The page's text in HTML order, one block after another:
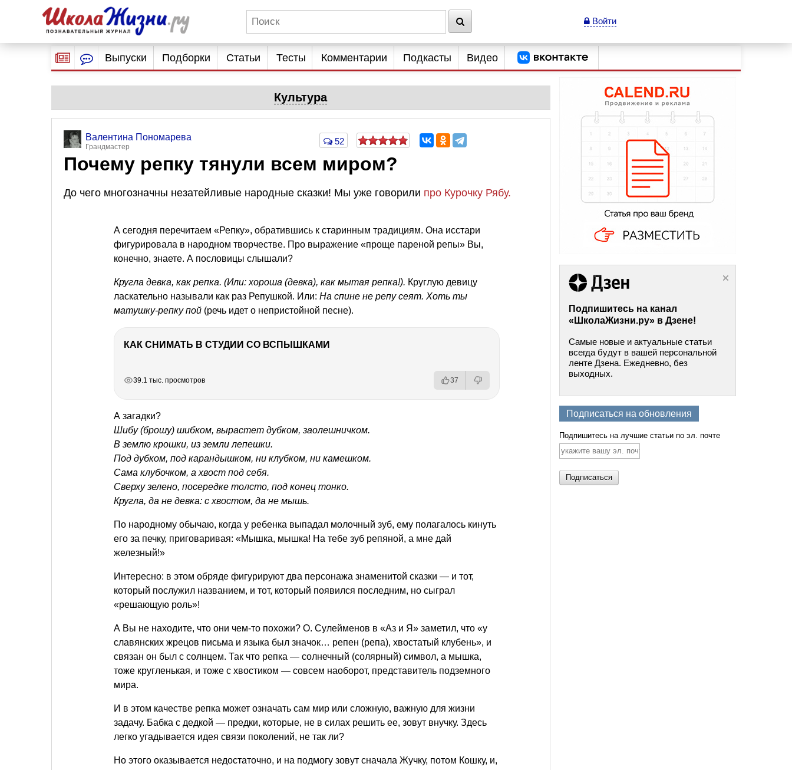
Войти
Выпуски Подборки Статьи Тесты Комментарии Подкасты Видео
Культура
Валентина Пономарева
Грандмастер
52
Почему репку тянули всем миром?
До чего многозначны незатейливые народные сказки! Мы уже говорили про Курочку Рябу.
А сегодня перечитаем «Репку», обратившись к старинным традициям. Она исстари
фигурировала в народном творчестве. Про выражение «проще пареной репы» Вы,
конечно, знаете. А пословицы слышали?
Кругла девка, как репка. (Или: хороша (девка), как мытая репка!). Круглую девицу
ласкательно называли как раз Репушкой. Или: На спине не репу сеят. Хоть ты
матушку-репку пой (речь идет о непристойной песне).
КАК СНИМАТЬ В СТУДИИ СО ВСПЫШКАМИ
39.1 тыс. просмотров 37
А загадки?
Шибу (брошу) шибком, вырастет дубком, заолешничком.
В землю крошки, из земли лепешки.
Под дубком, под карандышком, ни клубком, ни камешком.
Сама клубочком, а хвост под себя.
Cверху зелено, посередке толсто, под конец тонко.
Кругла, да не девка: с хвостом, да не мышь.
По народному обычаю, когда у ребенка выпадал молочный зуб, ему полагалось кинуть
его за печку, приговаривая: «Мышка, мышка! На тебе зуб репяной, а мне дай
железный!»
Интересно: в этом обряде фигурируют два персонажа знаменитой сказки — и тот,
который послужил названием, и тот, который появился последним, но сыграл
«решающую роль»!
А Вы не находите, что они чем-то похожи? О. Сулейменов в «Аз и Я» заметил, что «у
славянских жрецов письма и языка был значок… репен (репа), хвостатый клубень», и
связан он был с солнцем. Так что репка — солнечный (солярный) символ, а мышка,
тоже кругленькая, и тоже с хвостиком — совсем наоборот, представитель подземного
мира.
И в этом качестве репка может означать сам мир или сложную, важную для жизни
задачу. Бабка с дедкой — предки, которые, не в силах решить ее, зовут внучку. Здесь
легко угадывается идея связи поколений, не так ли?
Но этого оказывается недостаточно, и на подмогу зовут сначала Жучку, потом Кошку, и,
Подпишитесь на канал
«ШколаЖизни.ру» в Дзене!
Самые новые и актуальные статьи
всегда будут в вашей персональной
ленте Дзена. Ежедневно, без
выходных.
Подписаться на обновления
Подпишитесь на лучшие статьи по эл. почте